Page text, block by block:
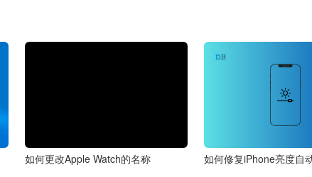
如何更改Apple Watch的名称 如何修复iPhone亮度自